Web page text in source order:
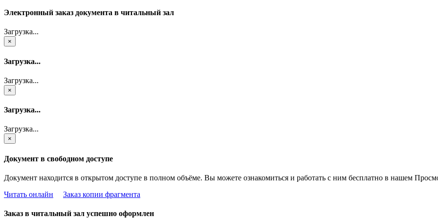
Электронный заказ документа в читальный зал
Загрузка...
×
Загрузка...
Загрузка...
×
Загрузка...
Загрузка...
×
Документ в свободном доступе
Документ находится в открытом доступе в полном объёме. Вы можете ознакомиться и работать с ним бесплатно в нашем
Читать онлайн
Заказ копии фрагмента
Заказ в читальный зал успешно оформлен